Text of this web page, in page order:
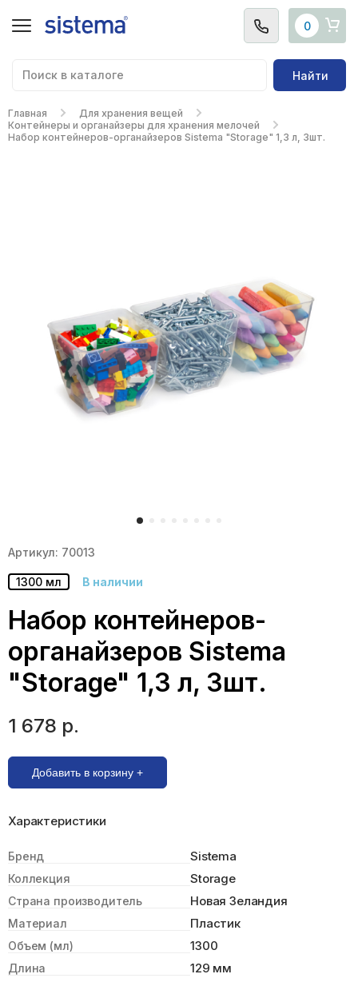
0
Найти
Главная
Для хранения вещей
Контейнеры и органайзеры для хранения мелочей
Набор контейнеров-органайзеров Sistema "Storage" 1,3 л, 3шт.
Артикул: 70013
1300 мл В наличии
Набор контейнеров-
органайзеров Sistema
"Storage" 1,3 л, 3шт.
1 678 р.
Добавить в корзину +
Характеристики
Бренд Sistema
Коллекция Storage
Страна производитель Новая Зеландия
Материал Пластик
Объем (мл) 1300
Длина 129 мм